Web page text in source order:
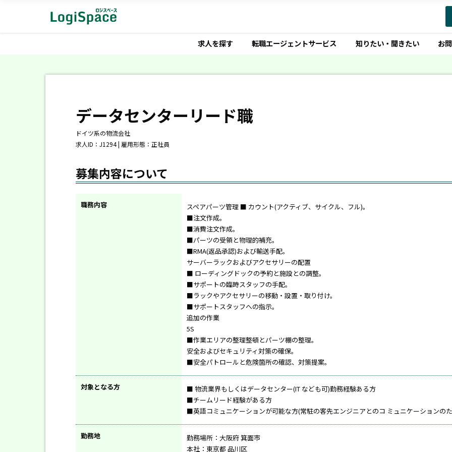
求人を探す 転職エージェントサービス 知りたい・聞きたい お
データセンターリード職
ドイツ系の物流会社
求人ID：J1294 | 雇用形態：正社員
募集内容について
職務内容
スペアパーツ管理 ■ カウント(アクティブ、サイクル、フル)。
■注文作成。
■消費注文作成。
■パーツの受領と物理的補充。
■RMA(返品承認)および輸送手配。
サーバーラックおよびアクセサリーの配置
■ ローディングドックの予約と施設との調整。
■サポートの臨時スタッフの手配。
■ラックやアクセサリーの移動・設置・取り付け。
■サポートスタッフへの指示。
追加の作業
5S
■作業エリアの整理整頓とパーツ棚の整理。
安全およびセキュリティ対策の確保。
■安全パトロールと危険箇所の確認、対策提案。
対象となる方
■ 物流業界もしくはデータセンター(IT なども可)勤務経験ある方
■チームリード経験がある方
■英語コミュニケーションが可能な方(常駐の客先エンジニアとのコ ミュニケーションの
勤務地
勤務場所：大阪府 箕面市
本社：東京都 品川区